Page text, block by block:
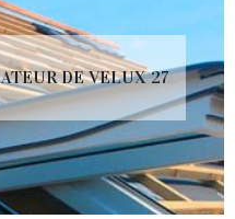
DE VELUX 27